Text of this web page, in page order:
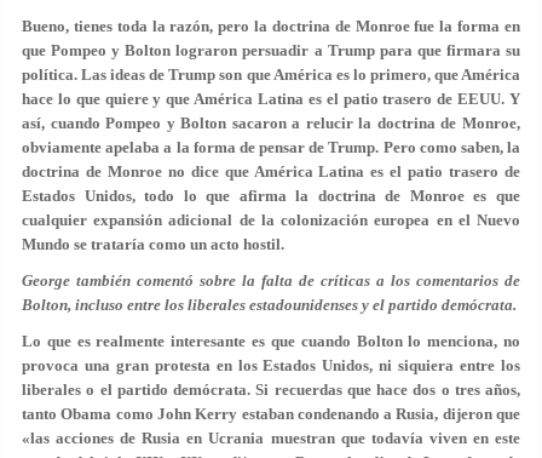
Bueno, tienes toda la razón, pero la doctrina de Monroe fue la forma en
que Pompeo y Bolton lograron persuadir a Trump para que firmara su
política. Las ideas de Trump son que América es lo primero, que América
hace lo que quiere y que América Latina es el patio trasero de EEUU. Y
así, cuando Pompeo y Bolton sacaron a relucir la doctrina de Monroe,
obviamente apelaba a la forma de pensar de Trump. Pero como saben, la
doctrina de Monroe no dice que América Latina es el patio trasero de
Estados Unidos, todo lo que afirma la doctrina de Monroe es que
cualquier expansión adicional de la colonización europea en el Nuevo
Mundo se trataría como un acto hostil.
George también comentó sobre la falta de críticas a los comentarios de
Bolton, incluso entre los liberales estadounidenses y el partido demócrata.
Lo que es realmente interesante es que cuando Bolton lo menciona, no
provoca una gran protesta en los Estados Unidos, ni siquiera entre los
liberales o el partido demócrata. Si recuerdas que hace dos o tres años,
tanto Obama como John Kerry estaban condenando a Rusia, dijeron que
«las acciones de Rusia en Ucrania muestran que todavía viven en este